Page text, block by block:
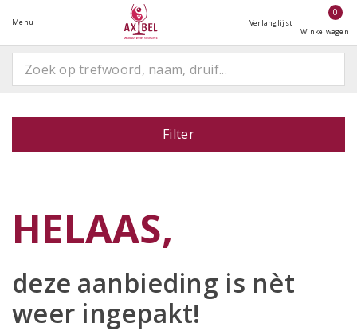
Menu Verlanglijst
0
Winkelwagen
Filter
HELAAS,
deze aanbieding is nèt
weer ingepakt!